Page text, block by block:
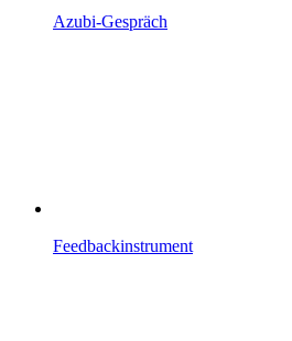
Azubi-Gespräch
Feedbackinstrument